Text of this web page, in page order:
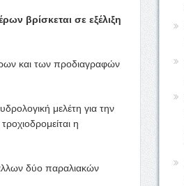
βρίσκεται σε εξέλιξη
και των προδιαγραφών
μελέτη για την
η
δύο παραλιακών